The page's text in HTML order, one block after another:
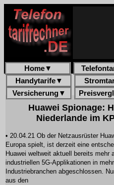
Home▼
Handytarife▼
Versicherung▼
Huawei Spionage:
Niederlande im
• 20.04.21 Ob der Netzausrüster
Europa spielt, ist derzeit eine
Huawei weltweit aktuell bereits mehr
industriellen 5G-Applikationen in
Industriebranchen abgeschlossen.
aus den